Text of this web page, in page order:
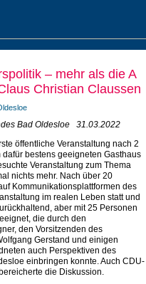
– mehr als die A
Christian Claussen
Bad Oldesloe
31.03.2022
öffentliche Veranstaltung nach 2
bestens geeigneten Gasthaus
Veranstaltung zum Thema
nichts mehr. Nach über 20
Kommunikationsplattformen des
im realen Leben statt und
aber mit 25 Personen
die durch den
den Vorsitzenden des
Gerstand und einigen
auch Perspektiven des
einbringen konnte. Auch CDU-
die Diskussion.